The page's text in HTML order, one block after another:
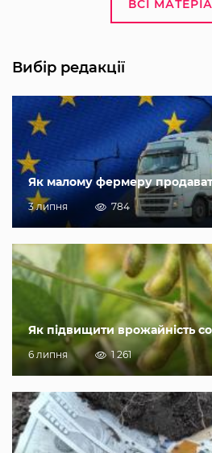
ВСІ
Вибір редакції
Як малому фермеру
3 липня 784
Як підвищити врожайність
6 липня 1 261